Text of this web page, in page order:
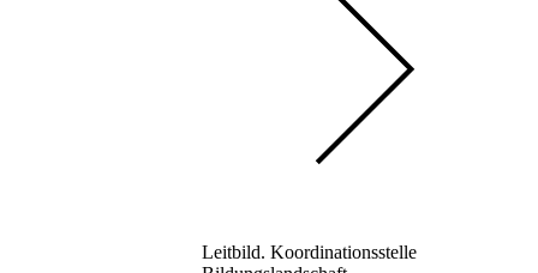
Leitbild. Koordinationsstelle